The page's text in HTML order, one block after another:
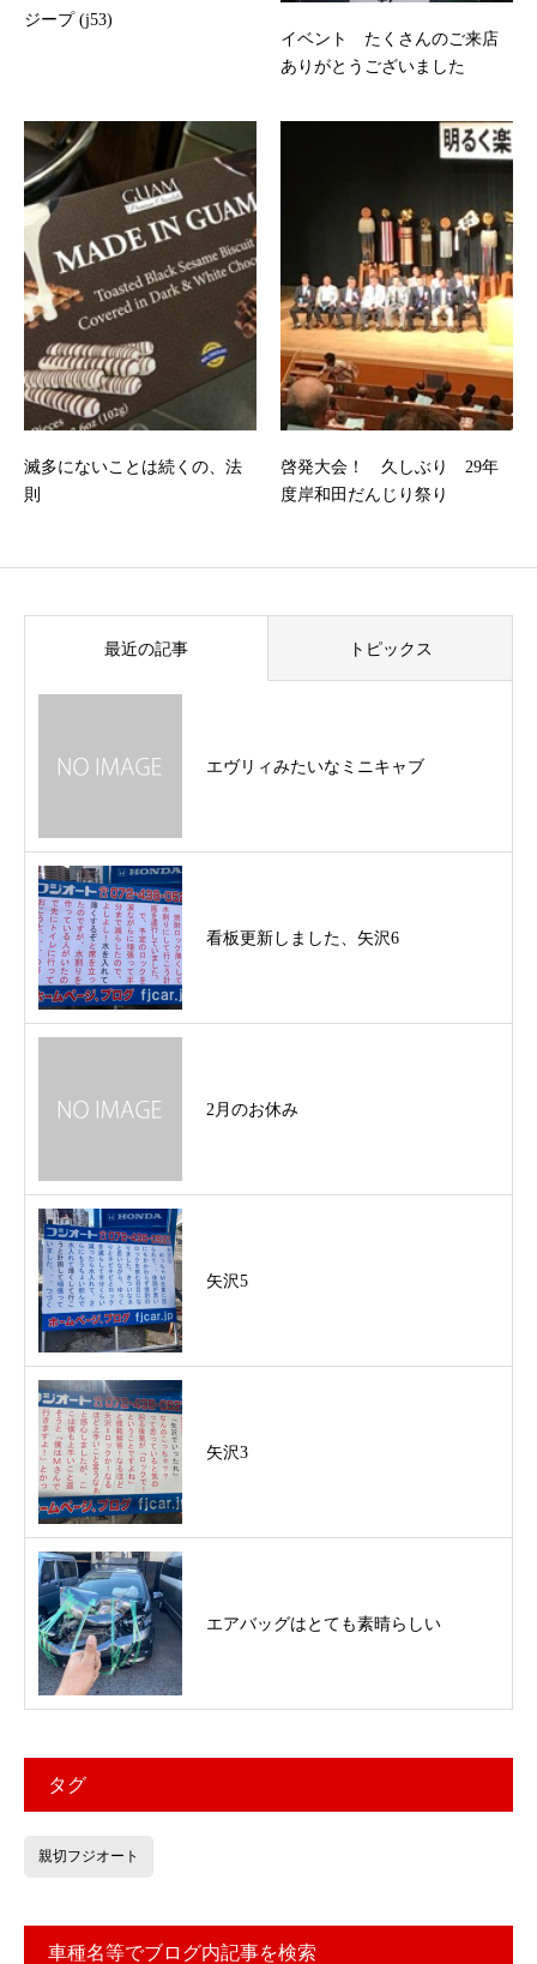
ジープ (j53)
イベント たくさんのご来店
ありがとうございました
滅多にないことは続くの、法
則
啓発大会！ 久しぶり 29年
度岸和田だんじり祭り
最近の記事 トピックス
エヴリィみたいなミニキャブ
看板更新しました、矢沢6
2月のお休み
矢沢5
矢沢3
エアバッグはとても素晴らしい
タグ
親切フジオート
車種名等でブログ内記事を検索